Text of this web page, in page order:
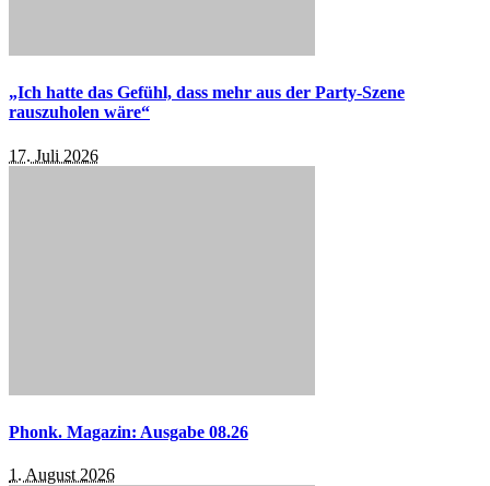
„Ich hatte das Gefühl, dass mehr aus der Party-Szene
rauszuholen wäre“
17. Juli 2026
Phonk. Magazin: Ausgabe 08.26
1. August 2026